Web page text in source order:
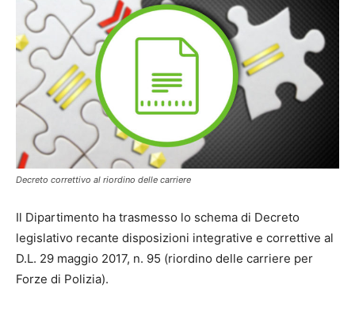
Decreto correttivo al riordino delle carriere
Il Dipartimento ha trasmesso lo schema di Decreto
legislativo recante disposizioni integrative e correttive al
D.L. 29 maggio 2017, n. 95 (riordino delle carriere per
Forze di Polizia).